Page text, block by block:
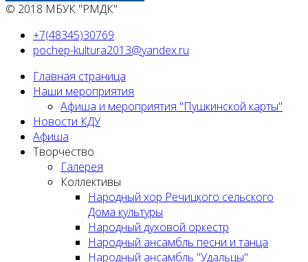
© 2018 МБУК "РМДК"
+7(48345)30769
pochep-kultura2013@yandex.ru
Главная страница
Наши мероприятия
Афиша и мероприятия "Пушкинской карты"
Новости КДУ
Афиша
Творчество
Галерея
Коллективы
Народный хор Речицкого сельского
Дома культуры
Народный духовой оркестр
Народный ансамбль песни и танца
Народный ансамбль "Удальцы"